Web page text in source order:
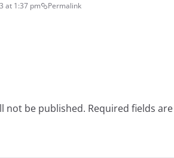
at 1:37 pm Permalink
not be published. Required fields